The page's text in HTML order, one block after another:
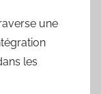
une
les